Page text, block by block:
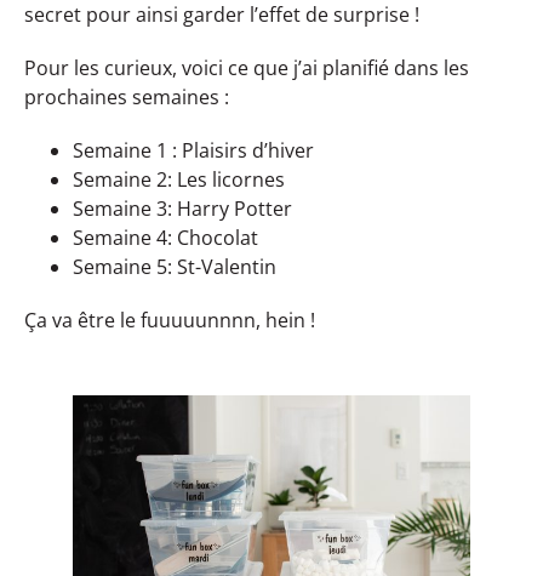
secret pour ainsi garder l’effet de surprise !
Pour les curieux, voici ce que j’ai planifié dans les
prochaines semaines :
Semaine 1 : Plaisirs d’hiver
Semaine 2: Les licornes
Semaine 3: Harry Potter
Semaine 4: Chocolat
Semaine 5: St-Valentin
Ça va être le fuuuuunnnn, hein !